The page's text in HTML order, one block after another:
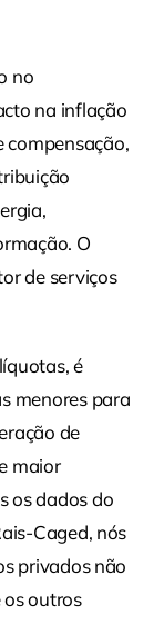
no
na inflação
compensação,
O
de serviços
é
menores para
de
maior
os dados do
Caged, nós
privados não
outros